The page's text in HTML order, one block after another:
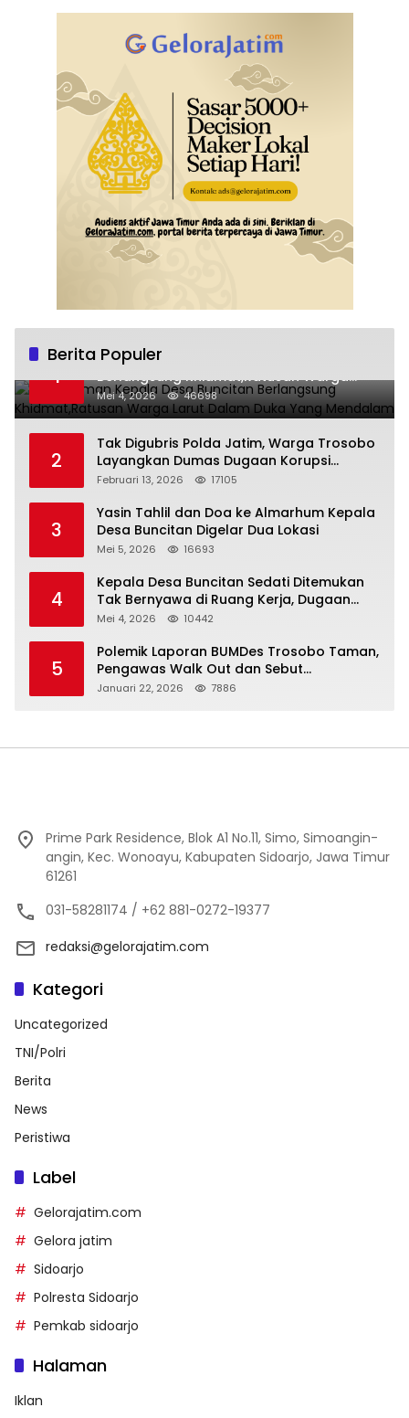
Berita Populer
1
Pemakaman Kepala Desa Buncitan
Berlangsung Khidmat,Ratusan Warga
Larut Dalam Duka Yang Mendalam
Mei 4, 2026 46698
2
Tak Digubris Polda Jatim, Warga Trosobo
Layangkan Dumas Dugaan Korupsi
Oknum DPRD Sidoarjo ke Kapolri
Februari 13, 2026 17105
3
Yasin Tahlil dan Doa ke Almarhum Kepala
Desa Buncitan Digelar Dua Lokasi
Mei 5, 2026 16693
4
Kepala Desa Buncitan Sedati Ditemukan
Tak Bernyawa di Ruang Kerja, Dugaan
Bunuh Diri Menguat
Mei 4, 2026 10442
5
Polemik Laporan BUMDes Trosobo Taman,
Pengawas Walk Out dan Sebut
Kejanggalan
Januari 22, 2026 7886
Prime Park Residence, Blok A1 No.11, Simo, Simoangin-
angin, Kec. Wonoayu, Kabupaten Sidoarjo, Jawa Timur
61261
031-58281174 / +62 881-0272-19377
redaksi@gelorajatim.com
Kategori
Uncategorized
TNI/Polri
Berita
News
Peristiwa
Label
Gelorajatim.com
Gelora jatim
Sidoarjo
Polresta Sidoarjo
Pemkab sidoarjo
Halaman
Iklan